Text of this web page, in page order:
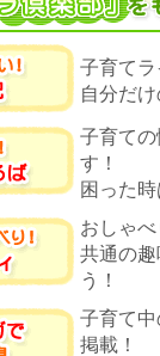
子育て
自分だ
子育て
す！
困った時
おしゃ
共通の
う！
子育て
掲載！